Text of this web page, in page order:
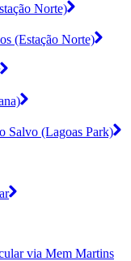
Norte)
(Estação Norte)
Salvo (Lagoas Park)
via Mem Martins